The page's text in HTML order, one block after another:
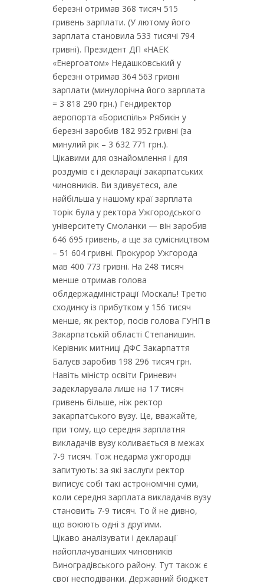
березні отримав 368 тисяч 515
гривень зарплати. (У лютому його
зарплата становила 533 тисячі 794
гривні). Президент ДП «НАЕК
«Енергоатом» Недашковський у
березні отримав 364 563 гривні
зарплати (минулорічна його зарплата
= 3 818 290 грн.) Гендиректор
аеропорта «Бориспіль» Рябикін у
березні заробив 182 952 гривні (за
минулий рік – 3 632 771 грн.).
Цікавими для ознайомлення і для
роздумів є і декларації закарпатських
чиновників. Ви здивуєтеся, але
найбільша у нашому краї зарплата
торік була у ректора Ужгородського
університету Смоланки — він заробив
646 695 гривень, а ще за сумісництвом
– 51 604 гривні. Прокурор Ужгорода
мав 400 773 гривні. На 248 тисяч
менше отримав голова
облдержадміністрації Москаль! Третю
сходинку із прибутком у 156 тисяч
менше, як ректор, посів голова ГУНП в
Закарпатській області Степанишин.
Керівник митниці ДФС Закарпаття
Балуєв заробив 198 296 тисяч грн.
Навіть міністр освіти Гриневич
задекларувала лише на 17 тисяч
гривень більше, ніж ректор
закарпатського вузу. Це, вважайте,
при тому, що середня зарплатня
викладачів вузу коливається в межах
7-9 тисяч. Тож недарма ужгородці
запитують: за які заслуги ректор
виписує собі такі астрономічні суми,
коли середня зарплата викладачів вузу
становить 7-9 тисяч. То й не дивно,
що воюють одні з другими.
Цікаво аналізувати і декларації
найоплачуваніших чиновників
Виноградівського району. Тут також є
свої несподіванки. Державний бюджет